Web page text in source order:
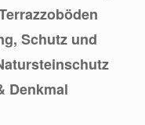
Schutz und
Denkmal